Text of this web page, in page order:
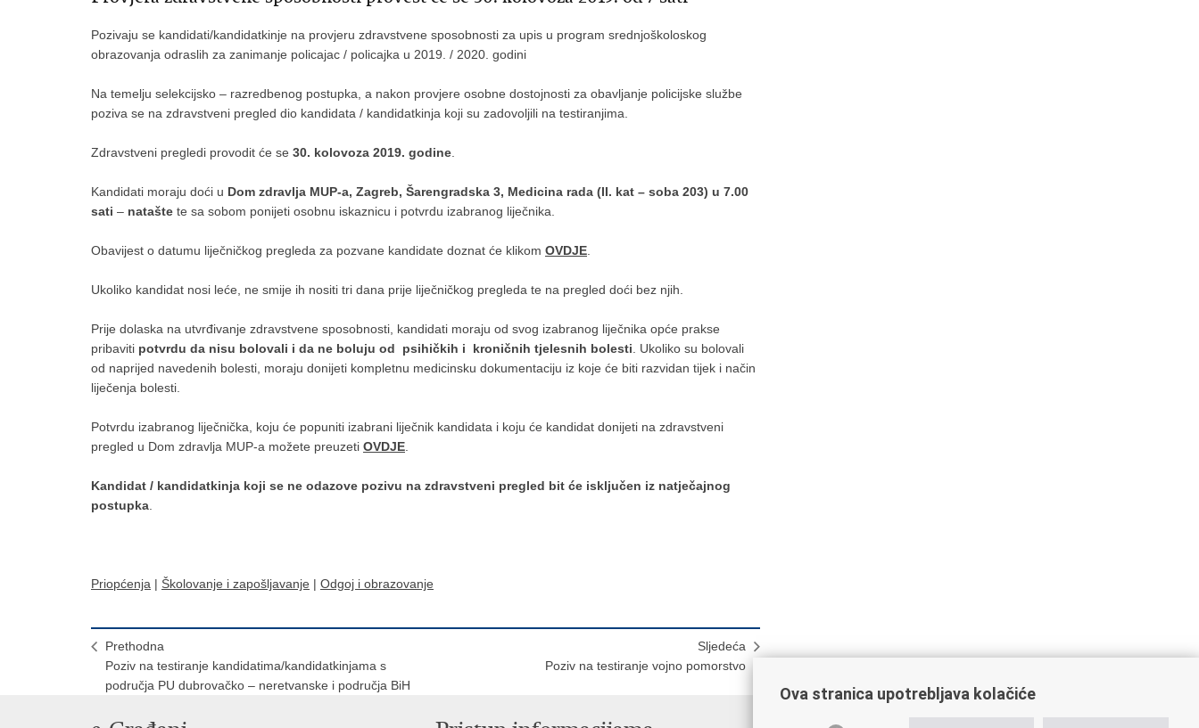
Pozivaju se kandidati/kandidatkinje na provjeru zdravstvene sposobnosti za upis u program srednjoškoloskog
obrazovanja odraslih za zanimanje policajac / policajka u 2019. / 2020. godini
Na temelju selekcijsko – razredbenog postupka, a nakon provjere osobne dostojnosti za obavljanje policijske službe
poziva se na zdravstveni pregled dio kandidata / kandidatkinja koji su zadovoljili na testiranjima.
Zdravstveni pregledi provodit će se 30. kolovoza 2019. godine
Kandidati moraju doći u Dom zdravlja MUP-a, Zagreb, Šarengradska 3, Medicina rada (II. kat – soba 203) u 7.00
sati – natašte te sa sobom ponijeti osobnu iskaznicu i potvrdu izabranog liječnika.
Obavijest o datumu liječničkog pregleda za pozvane kandidate doznat će klikom OVDJE
Ukoliko kandidat nosi leće, ne smije ih nositi tri dana prije liječničkog pregleda te na pregled doći bez njih.
Prije dolaska na utvrđivanje zdravstvene sposobnosti, kandidati moraju od svog izabranog liječnika opće prakse
pribaviti potvrdu da nisu bolovali i da ne boluju od psihičkih i kroničnih tjelesnih bolesti . Ukoliko su bolovali
od naprijed navedenih bolesti, moraju donijeti kompletnu medicinsku dokumentaciju iz koje će biti razvidan tijek i način
liječenja bolesti.
Potvrdu izabranog liječnička, koju će popuniti izabrani liječnik kandidata i koju će kandidat donijeti na zdravstveni
pregled u Dom zdravlja MUP-a možete preuzeti OVDJE
Kandidat / kandidatkinja koji se ne odazove pozivu na zdravstveni pregled bit će isključen iz natječajnog
postupka
Priopćenja | Školovanje i zapošljavanje | Odgoj i obrazovanje
Prethodna
Poziv na testiranje kandidatima/kandidatkinjama s
područja PU dubrovačko – neretvanske i područja BiH
Sljedeća
Poziv na testiranje vojno pomorstvo
Ova stranica upotrebljava kolačiće